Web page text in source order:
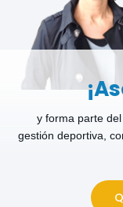
y forma parte
gestión deportiva,